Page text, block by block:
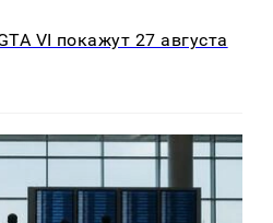
VI покажут 27 августа